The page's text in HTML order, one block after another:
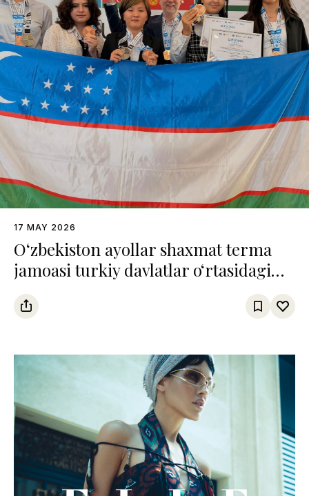
17 MAY 2026
O‘zbekiston ayollar shaxmat terma
jamoasi turkiy davlatlar o‘rtasidagi
chempionatda uchinchi o‘rinni
egalladi